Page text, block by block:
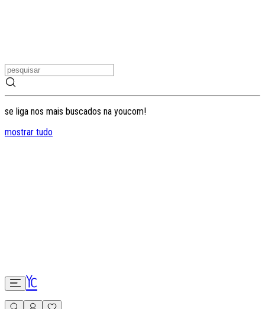
se liga nos mais buscados na youcom!
mostrar tudo